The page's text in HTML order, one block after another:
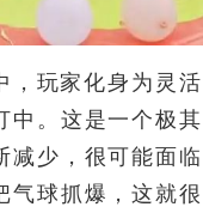
玩家化身为灵活
中。这是一个极
减少，很可能面
气球抓爆，这就